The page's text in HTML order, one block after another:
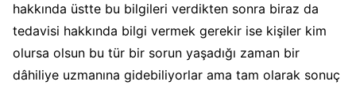
hakkında üstte bu bilgileri verdikten sonra biraz da
tedavisi hakkında bilgi vermek gerekir ise kişiler kim
olursa olsun bu tür bir sorun yaşadığı zaman bir
dâhiliye uzmanına gidebiliyorlar ama tam olarak sonuç